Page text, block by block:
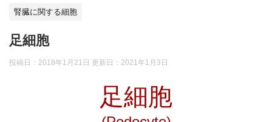
腎臓に関する細胞
足細胞
投稿日：2018年1月21日 更新日： 2021年1月3日
足細胞